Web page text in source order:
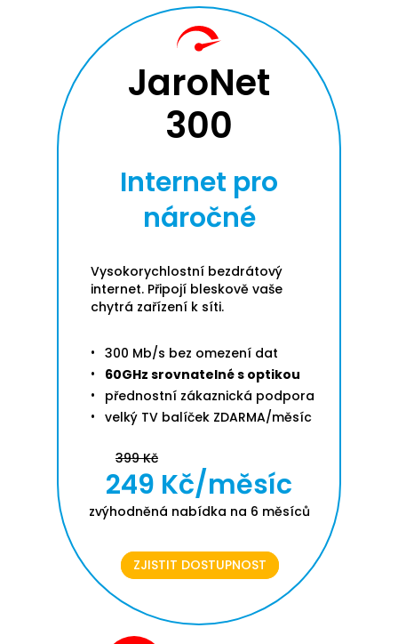
JaroNet
300
Internet pro
náročné
Vysokorychlostní bezdrátový
internet. Připojí bleskově vaše
chytrá zařízení k síti.
300 Mb/s bez omezení dat
60GHz srovnatelné s optikou
přednostní zákaznická podpora
velký TV balíček ZDARMA/měsíc
399 Kč
249 Kč/měsíc
zvýhodněná nabídka na 6 měsíců
ZJISTIT DOSTUPNOST